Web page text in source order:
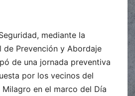
mediante la
de Prevención y Abordaje
de una jornada preventiva
por los vecinos del
en el marco del Día